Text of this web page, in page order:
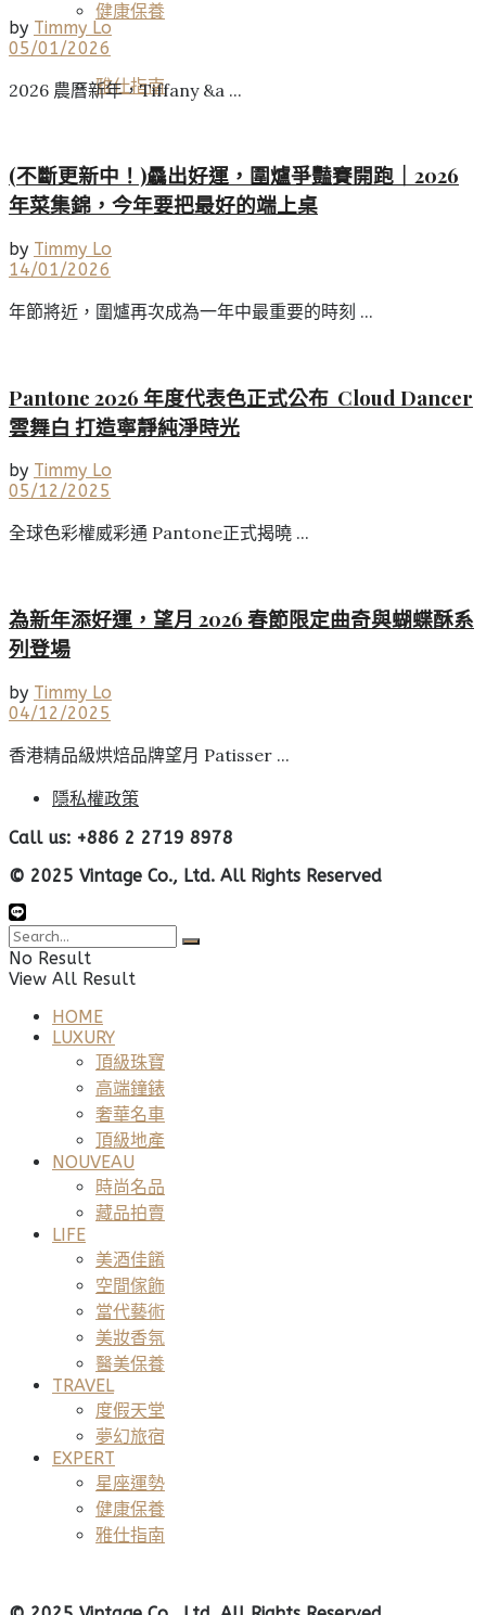
健康保養
雅仕指南
by Timmy Lo
05/01/2026
2026 農曆新年，Tiffany &a ...
(不斷更新中！)驫出好運，圍爐爭豔賽開跑｜2026
年菜集錦，今年要把最好的端上桌
by Timmy Lo
14/01/2026
年節將近，圍爐再次成為一年中最重要的時刻 ...
Pantone 2026 年度代表色正式公布 Cloud Dancer
雲舞白 打造寧靜純淨時光
by Timmy Lo
05/12/2025
全球色彩權威彩通 Pantone正式揭曉 ...
為新年添好運，望月 2026 春節限定曲奇與蝴蝶酥系
列登場
by Timmy Lo
04/12/2025
香港精品級烘焙品牌望月 Patisser ...
隱私權政策
Call us: +886 2 2719 8978
© 2025 Vintage Co., Ltd. All Rights Reserved
No Result
View All Result
HOME
LUXURY
頂級珠寶
高端鐘錶
奢華名車
頂級地產
NOUVEAU
時尚名品
藏品拍賣
LIFE
美酒佳餚
空間傢飾
當代藝術
美妝香氛
醫美保養
TRAVEL
度假天堂
夢幻旅宿
EXPERT
星座運勢
健康保養
雅仕指南